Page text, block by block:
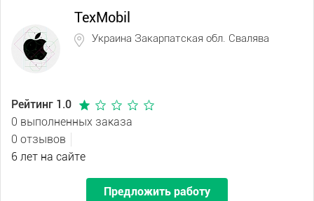
TexMobil
Украина Закарпатская обл. Свалява
Рейтинг 1.0
0 выполненных заказа
0 отзывов
6 лет на сайте
Предложить работу